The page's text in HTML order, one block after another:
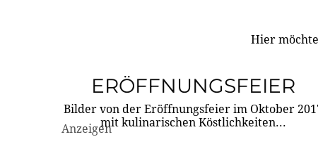
Hier
ERÖFFNUNGSFEIER
Bilder von der Eröffnungsfeier im Oktober
mit kulinarischen Köstlichkeiten...
Anzeigen